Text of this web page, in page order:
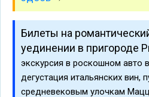
Билеты на
уединении в пригороде
экскурсия в роскошном авто
дегустация итальянских вин,
средневековым улочкам